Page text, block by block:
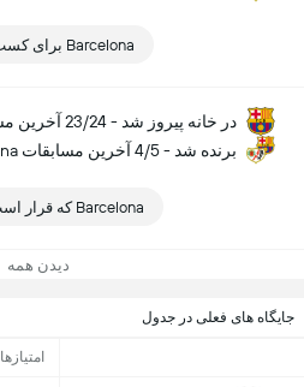
Barcelona برای کسب امتیاز اول
Barcelona در خانه پیروز شد - 23/24 آخرین مسابقات
H2H: Barcelona برنده شد - 4/5 آخرین مسابقات
Barcelona که قرار است برنده شود
دیدن همه
جایگاه های فعلی در جدول
امتیازها